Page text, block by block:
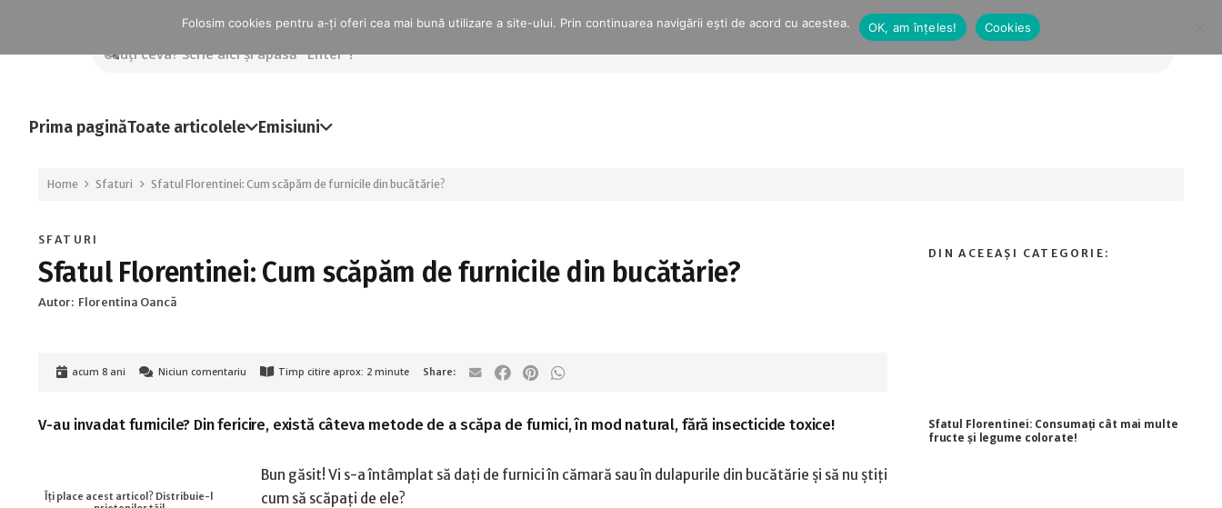
Prima paginăToate articolele Emisiuni
Home Sfaturi Sfatul Florentinei: Cum scăpăm de furnicile din bucătărie?
SFATURI
Sfatul Florentinei: Cum scăpăm de furnicile din bucătărie?
Autor: Florentina Oancă
acum 8 ani Niciun comentariu Timp citire aprox: 2 minute
V-au invadat furnicile? Din fericire, există câteva metode de a scăpa de furnici, în mod natural, fără insecticide toxice!
Bun găsit! Vi s-a întâmplat să dați de furnici în cămară sau în dulapurile din bucătărie și să nu știți
cum să scăpați de ele?
Sfatul Florentinei: Consumați cât mai multe
fructe și legume colorate!
Folosim cookies pentru a-ți oferi cea mai bună utilizare a site-ului. Prin continuarea navigării ești de acord cu acestea. OK, am înțeles! Cookies